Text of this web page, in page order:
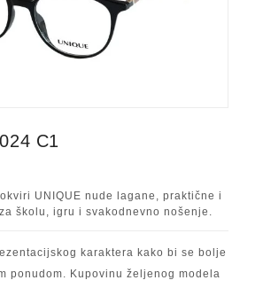
C1
UNIQUE nude lagane, praktične i
školu, igru i svakodnevno nošenje.
karaktera kako bi se bolje
ponudom. Kupovinu željenog modela